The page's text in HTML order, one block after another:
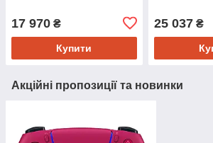
17 970 ₴
Купити
25 037₴
Акційні пропозиції та новинки